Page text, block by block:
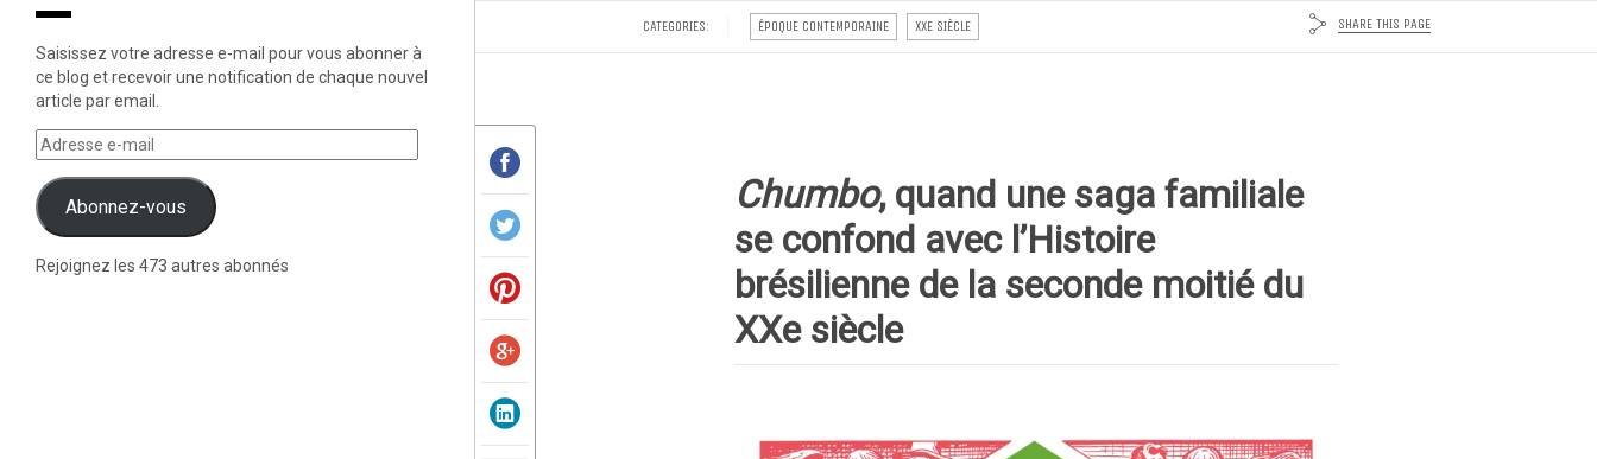
Saisissez votre adresse e-mail pour vous abonner à
ce blog et recevoir une notification de chaque nouvel
article par email.
Abonnez-vous
Rejoignez les 473 autres abonnés
CATEGORIES: ÉPOQUE CONTEMPORAINE XXE SIÈCLE SHARE THIS PAGE
Chumbo, quand une saga familiale
se confond avec l’Histoire
brésilienne de la seconde moitié du
XXe siècle